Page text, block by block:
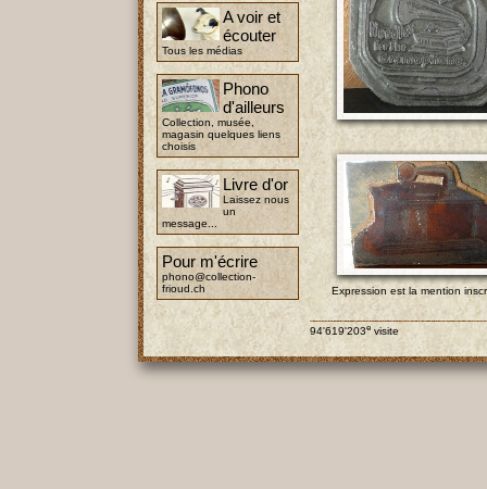
A voir et
écouter
Tous les médias
Phono
d'ailleurs
Collection, musée,
magasin quelques liens
choisis
Livre d'or
Laissez nous
un
message...
Pour m'écrire
phono@collection-
frioud.ch
Expression est la mention
94'619'203e visite